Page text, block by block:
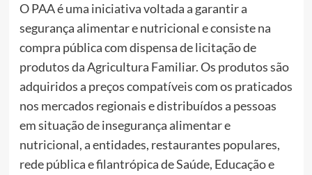
O PAA é uma iniciativa voltada a garantir a
segurança alimentar e nutricional e consiste na
compra pública com dispensa de licitação de
produtos da Agricultura Familiar. Os produtos são
adquiridos a preços compatíveis com os praticados
nos mercados regionais e distribuídos a pessoas
em situação de insegurança alimentar e
nutricional, a entidades, restaurantes populares,
rede pública e filantrópica de Saúde, Educação e